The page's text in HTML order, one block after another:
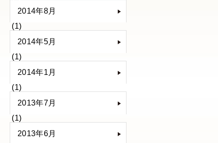
2014年8月
(1)
2014年5月
(1)
2014年1月
(1)
2013年7月
(1)
2013年6月